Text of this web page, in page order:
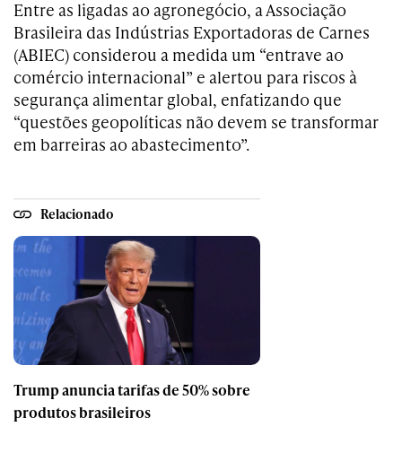
Entre as ligadas ao agronegócio, a Associação
Brasileira das Indústrias Exportadoras de Carnes
(ABIEC) considerou a medida um “entrave ao
comércio internacional” e alertou para riscos à
segurança alimentar global, enfatizando que
“questões geopolíticas não devem se transformar
em barreiras ao abastecimento”.
Relacionado
Trump anuncia tarifas de 50% sobre
produtos brasileiros